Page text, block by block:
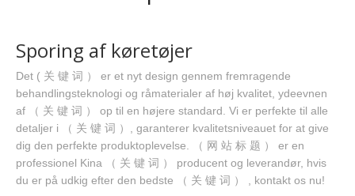
Sporing af køretøjer
Det ( 关 键 词 ） er et nyt design gennem fremragende
behandlingsteknologi og råmaterialer af høj kvalitet, ydeevnen
af ​​（ 关 键 词 ） op til en højere standard. Vi er perfekte til alle
detaljer i （ 关 键 词 ）, garanterer kvalitetsniveauet for at give
dig den perfekte produktoplevelse. （ 网 站 标 题 ） er en
professionel Kina （ 关 键 词 ） producent og leverandør, hvis
du er på udkig efter den bedste （ 关 键 词 ） , kontakt os nu!